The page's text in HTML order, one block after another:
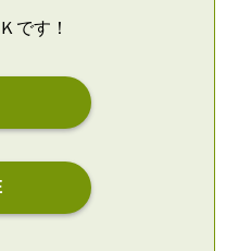
です！